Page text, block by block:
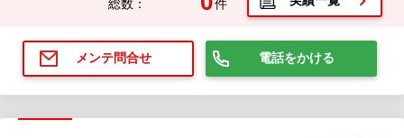
総数：
件
メンテ問合せ 電話をかける